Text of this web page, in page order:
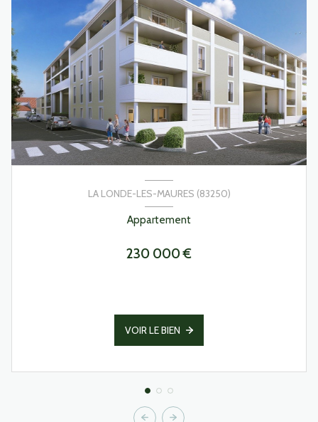
LA LONDE-LES-MAURES (83250)
Appartement
230 000 €
VOIR LE BIEN